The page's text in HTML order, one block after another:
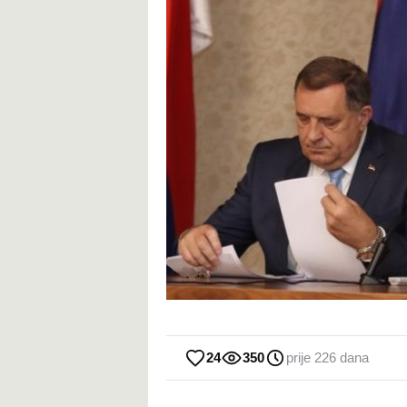
24 350 prije 226 dana